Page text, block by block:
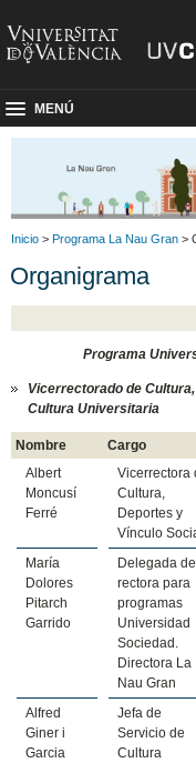
MENÚ
Inicio > Programa La Nau Gran >
Organigrama
Programa
Vicerrectorado de
Cultura Universitaria
Nombre Cargo
Albert
Moncusí
Ferré
Vicerrectora
Cultura,
Deportes y
Vínculo
María
Dolores
Pitarch
Garrido
Delegada
rectora para
programas
Universidad
Sociedad.
Directora La
Nau Gran
Alfred
Giner i
Garcia
Jefa de
Servicio de
Cultura